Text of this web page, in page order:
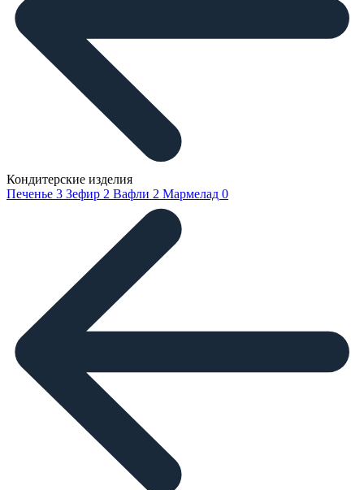
Кондитерские изделия
Печенье 3 Зефир 2 Вафли 2 Мармелад 0